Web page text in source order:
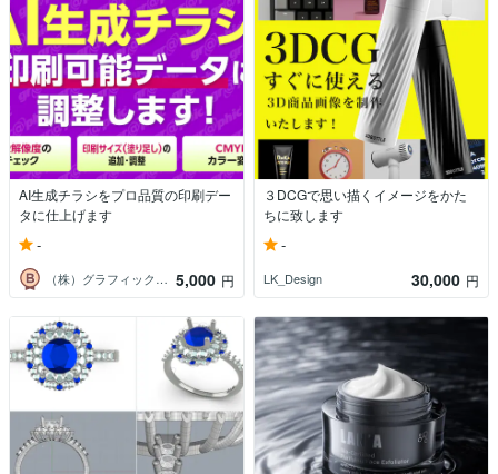
AI生成チラシをプロ品質の印刷デー
タに仕上げます
-
（株）グラフィックソリューションズ 5,000 円
３DCGで思い描くイメージをかた
ちに致します
-
LK_Design 30,000 円